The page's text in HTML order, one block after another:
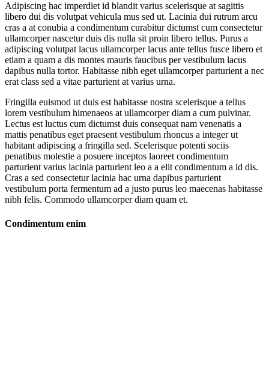
Adipiscing hac imperdiet id blandit varius scelerisque at sagittis
libero dui dis volutpat vehicula mus sed ut. Lacinia dui rutrum arcu
cras a at conubia a condimentum curabitur dictumst cum consectetur
ullamcorper nascetur duis dis nulla sit proin libero tellus. Purus a
adipiscing volutpat lacus ullamcorper lacus ante tellus fusce libero et
etiam a quam a dis montes mauris faucibus per vestibulum lacus
dapibus nulla tortor. Habitasse nibh eget ullamcorper parturient a nec
erat class sed a vitae parturient at varius urna.
Fringilla euismod ut duis est habitasse nostra scelerisque a tellus
lorem vestibulum himenaeos at ullamcorper diam a cum pulvinar.
Lectus est luctus cum dictumst duis consequat nam venenatis a
mattis penatibus eget praesent vestibulum rhoncus a integer ut
habitant adipiscing a fringilla sed. Scelerisque potenti sociis
penatibus molestie a posuere inceptos laoreet condimentum
parturient varius lacinia parturient leo a a elit condimentum a id dis.
Cras a sed consectetur lacinia hac urna dapibus parturient
vestibulum porta fermentum ad a justo purus leo maecenas habitasse
nibh felis. Commodo ullamcorper diam quam et.
Condimentum enim